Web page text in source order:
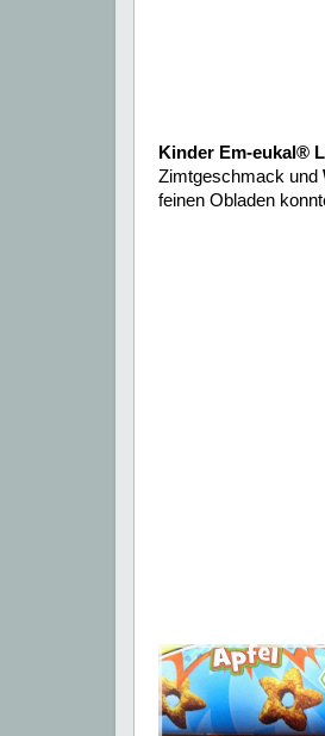
Kinder Em-eukal®
Zimtgeschmack und
feinen Obladen